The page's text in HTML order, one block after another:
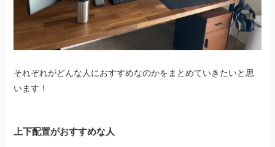
それぞれがどんな人におすすめなのかをまとめていきたいと思
います！
上下配置がおすすめな人